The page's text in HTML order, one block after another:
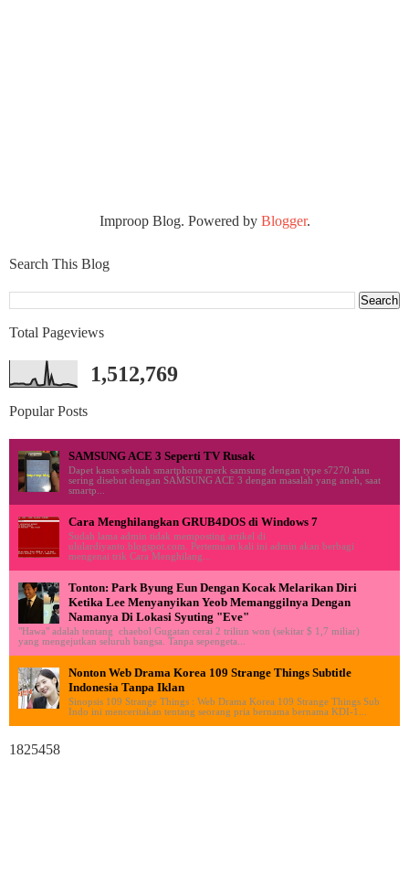
Improop Blog. Powered by Blogger.
Search This Blog
Total Pageviews
1,512,769
Popular Posts
SAMSUNG ACE 3 Seperti TV Rusak
Dapet kasus sebuah smartphone merk samsung dengan type s7270 atau
sering disebut dengan SAMSUNG ACE 3 dengan masalah yang aneh, saat
smartp...
Cara Menghilangkan GRUB4DOS di Windows 7
Sudah lama admin tidak memposting artikel di
ululardiyanto.blogspot.com. Pertemuan kali ini admin akan berbagi
mengenai trik Cara Menghilang...
Tonton: Park Byung Eun Dengan Kocak Melarikan Diri
Ketika Lee Menyanyikan Yeob Memanggilnya Dengan
Namanya Di Lokasi Syuting "Eve"
"Hawa" adalah tentang chaebol Gugatan cerai 2 triliun won (sekitar $ 1,7 miliar)
yang mengejutkan seluruh bangsa. Tanpa sepengeta...
Nonton Web Drama Korea 109 Strange Things Subtitle
Indonesia Tanpa Iklan
Sinopsis 109 Strange Things : Web Drama Korea 109 Strange Things Sub
Indo ini menceritakan tentang seorang pria bernama bernama KDI-1...
1825458